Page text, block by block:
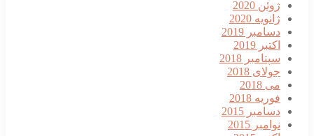
ژوئن 2020
ژانویه 2020
دسامبر 2019
اکتبر 2019
سپتامبر 2018
جولای 2018
می 2018
فوریه 2018
دسامبر 2015
نوامبر 2015